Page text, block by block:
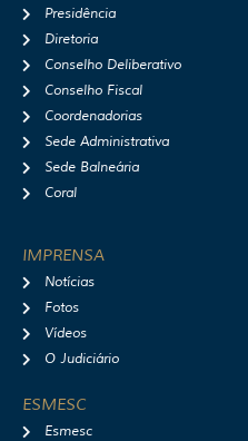
Presidência
Diretoria
Conselho Deliberativo
Conselho Fiscal
Coordenadorias
Sede Administrativa
Sede Balneária
Coral
IMPRENSA
Notícias
Fotos
Vídeos
O Judiciário
ESMESC
Esmesc